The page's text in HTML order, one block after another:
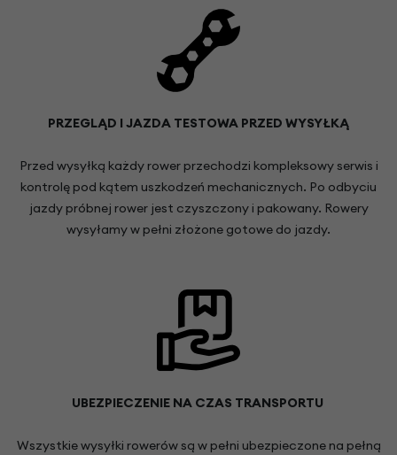
PRZEGLĄD I JAZDA TESTOWA PRZED WYSYŁKĄ
Przed wysyłką każdy rower przechodzi kompleksowy serwis i
kontrolę pod kątem uszkodzeń mechanicznych. Po odbyciu
jazdy próbnej rower jest czyszczony i pakowany. Rowery
wysyłamy w pełni złożone gotowe do jazdy.
UBEZPIECZENIE NA CZAS TRANSPORTU
Wszystkie wysyłki rowerów są w pełni ubezpieczone na pełną